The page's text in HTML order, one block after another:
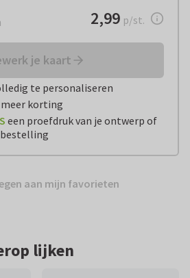
€ 2,99per stuk
2,99 p/st.
je kaart
te personaliseren
korting
een proefdruk van je ontwerp of
aan mijn favorieten
lijken